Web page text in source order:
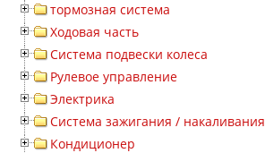
тормозная система
Ходовая часть
Система подвески колеса
Рулевое управление
Электрика
Система зажигания / накаливания
Кондиционер